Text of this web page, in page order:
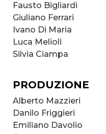
Fausto Bigliardi
Giuliano Ferrari
Ivano Di Maria
Luca Melioli
Silvia Ciampa
PRODUZIONE
Alberto Mazzieri
Danilo Friggieri
Emiliano Davolio